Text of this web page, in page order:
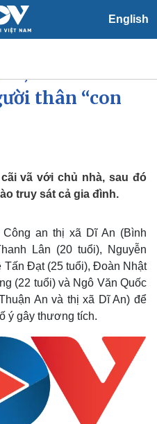
English
Giáo dục
Dấu ấn VOV
thân “con
vã với chủ nhà, sau đó
truy sát cả gia đình.
an thị xã Dĩ An (Bình
Lân (20 tuổi), Nguyễn
Tấn Đạt (25 tuổi), Đoàn Nhật
(22 tuổi) và Ngô Văn Quốc
An và thị xã Dĩ An) để
ý gây thương tích.